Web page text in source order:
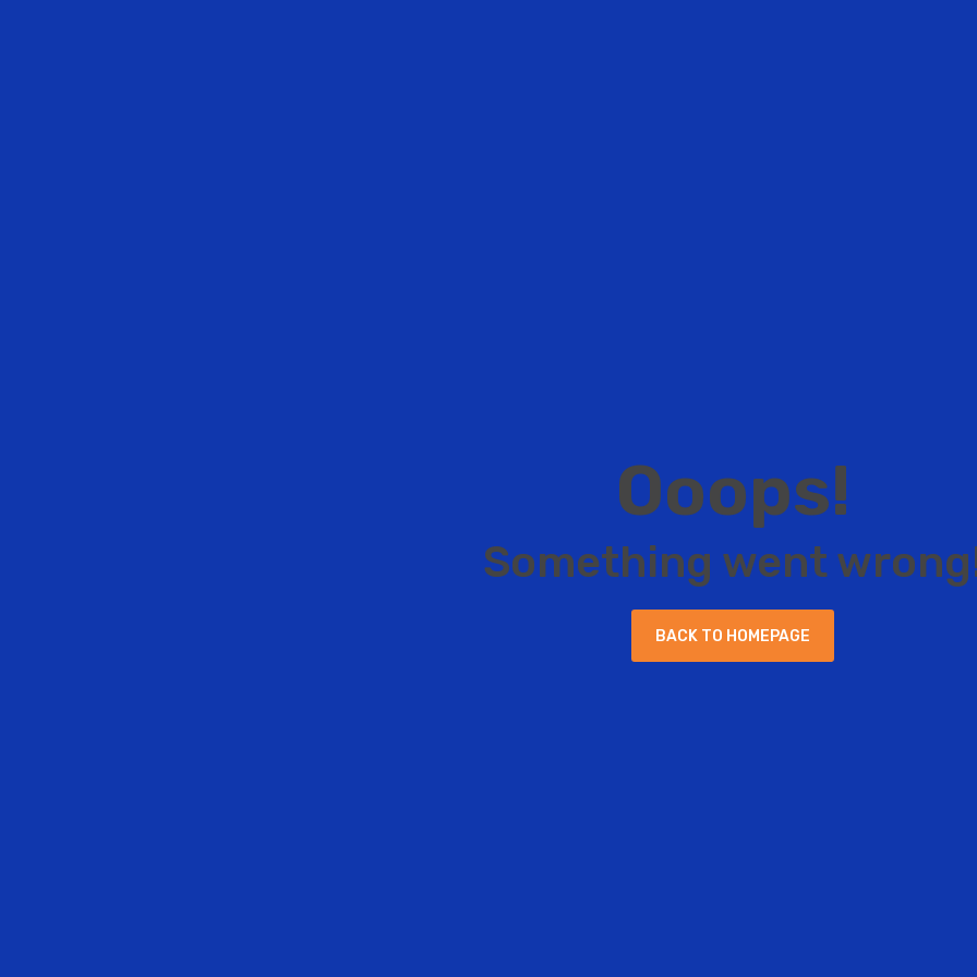
Ooops!
Something went wrong
BACK TO HOM EPAG E